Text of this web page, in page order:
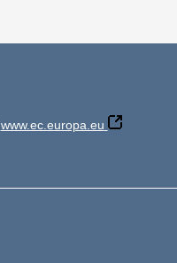
www.ec.europa.eu